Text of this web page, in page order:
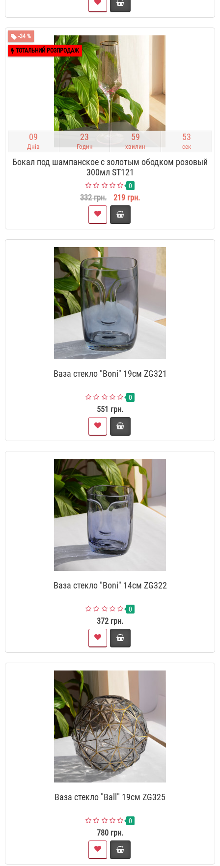
-34 %
ТОТАЛЬНИЙ РОЗПРОДАЖ
09
Днів
23
Годин
59
хвилин
52
сек
Бокал под шампанское с золотым ободком розовый
300мл ST121
0
332 грн. 219 грн.
Ваза стекло "Boni" 19см ZG321
0
551 грн.
Ваза стекло "Boni" 14см ZG322
0
372 грн.
Ваза стекло "Ball" 19см ZG325
0
780 грн.